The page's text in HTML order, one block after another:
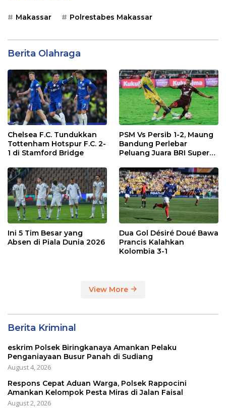
Makassar Polrestabes Makassar
Berita Olahraga
Chelsea F.C. Tundukkan
Tottenham Hotspur F.C. 2-
1 di Stamford Bridge
PSM Vs Persib 1-2, Maung
Bandung Perlebar
Peluang Juara BRI Super
Ini 5 Tim Besar yang
Absen di Piala Dunia 2026
Dua Gol Désiré Doué Bawa
Prancis Kalahkan
Kolombia 3-1
View More
Berita Kriminal
eskrim Polsek Biringkanaya Amankan Pelaku
Penganiayaan Busur Panah di Sudiang
August 4, 2026
Respons Cepat Aduan Warga, Polsek Rappocini
Amankan Kelompok Pesta Miras di Jalan Faisal
August 2, 2026